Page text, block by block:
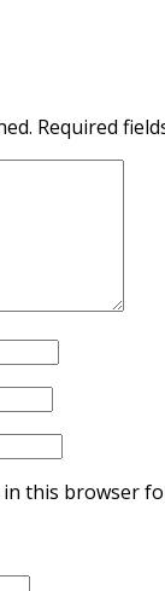
Required
in this browser